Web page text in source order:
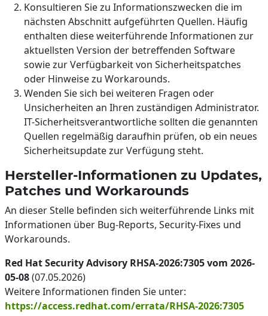
Konsultieren Sie zu Informationszwecken die im
nächsten Abschnitt aufgeführten Quellen. Häufig
enthalten diese weiterführende Informationen zur
aktuellsten Version der betreffenden Software
sowie zur Verfügbarkeit von Sicherheitspatches
oder Hinweise zu Workarounds.
Wenden Sie sich bei weiteren Fragen oder
Unsicherheiten an Ihren zuständigen Administrator.
IT-Sicherheitsverantwortliche sollten die genannten
Quellen regelmäßig daraufhin prüfen, ob ein neues
Sicherheitsupdate zur Verfügung steht.
Hersteller-Informationen zu Updates,
Patches und Workarounds
An dieser Stelle befinden sich weiterführende Links mit
Informationen über Bug-Reports, Security-Fixes und
Workarounds.
Red Hat Security Advisory RHSA-2026:7305 vom 2026-
05-08(07.05.2026)
Weitere Informationen finden Sie unter:
https://access.redhat.com/errata/RHSA-2026:7305